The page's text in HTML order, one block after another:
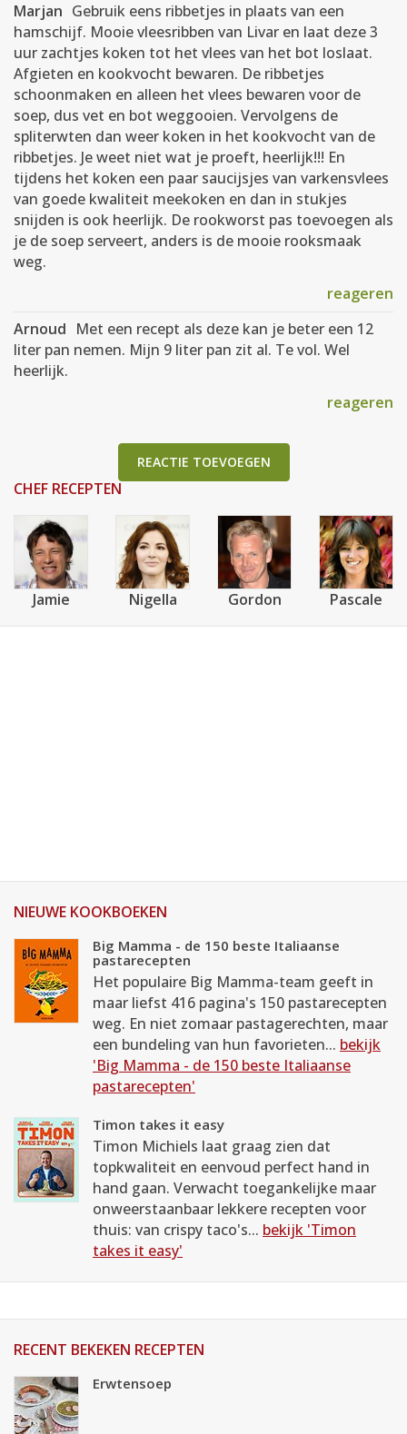
Marjan Gebruik eens ribbetjes in plaats van een
hamschijf. Mooie vleesribben van Livar en laat deze 3
uur zachtjes koken tot het vlees van het bot loslaat.
Afgieten en kookvocht bewaren. De ribbetjes
schoonmaken en alleen het vlees bewaren voor de
soep, dus vet en bot weggooien. Vervolgens de
spliterwten dan weer koken in het kookvocht van de
ribbetjes. Je weet niet wat je proeft, heerlijk!!! En
tijdens het koken een paar saucijsjes van varkensvlees
van goede kwaliteit meekoken en dan in stukjes
snijden is ook heerlijk. De rookworst pas toevoegen als
je de soep serveert, anders is de mooie rooksmaak
weg.
reageren
Arnoud Met een recept als deze kan je beter een 12
liter pan nemen. Mijn 9 liter pan zit al. Te vol. Wel
heerlijk.
reageren
REACTIE TOEVOEGEN
CHEF RECEPTEN
Jamie Nigella Gordon Pascale
NIEUWE KOOKBOEKEN
Big Mamma - de 150 beste Italiaanse
pastarecepten
Het populaire Big Mamma-team geeft in
maar liefst 416 pagina's 150 pastarecepten
weg. En niet zomaar pastagerechten, maar
een bundeling van hun favorieten... bekijk
'Big Mamma - de 150 beste Italiaanse
pastarecepten'
Timon takes it easy
Timon Michiels laat graag zien dat
topkwaliteit en eenvoud perfect hand in
hand gaan. Verwacht toegankelijke maar
onweerstaanbaar lekkere recepten voor
thuis: van crispy taco's... bekijk 'Timon
takes it easy'
RECENT BEKEKEN RECEPTEN
Erwtensoep